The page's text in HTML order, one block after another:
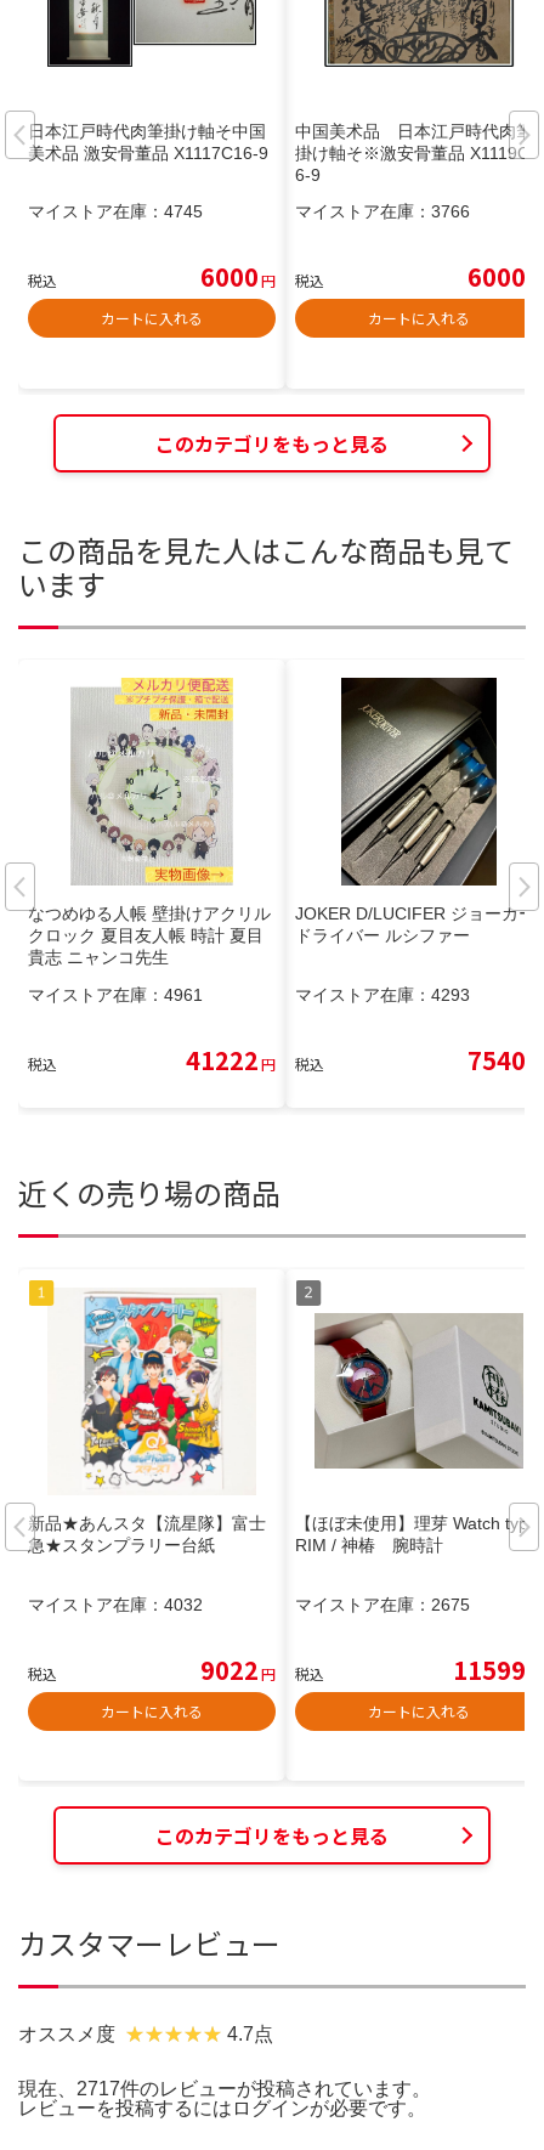
日本江戸時代肉筆掛け軸そ中国
美术品 激安骨董品 X1117C16-9
マイストア在庫： 4745
税込 6000円
カートに入れる
中国美术品 日本江戸時代肉筆
掛け軸そ※激安骨董品 X1119C1
6-9
マイストア在庫： 3766
税込 6000
カートに入れる
このカテゴリをもっと見る
この商品を見た人はこんな商品も見て
います
なつめゆる人帳 壁掛けアクリル
クロック 夏目友人帳 時計 夏目
貴志 ニャンコ先生
マイストア在庫： 4961
税込 41222円
JOKER D/LUCIFER ジョーカー
ドライバー ルシファー
マイストア在庫： 4293
税込 7540
近くの売り場の商品
新品★あんスタ【流星隊】富士
急★スタンプラリー台紙
マイストア在庫： 4032
税込 9022円
カートに入れる
【ほぼ未使用】理芽 Watch type:
RIM / 神椿 腕時計
マイストア在庫： 2675
税込 11599
カートに入れる
このカテゴリをもっと見る
カスタマーレビュー
オススメ度 4.7点
現在、2717件のレビューが投稿されています。
レビューを投稿するには ログインが必要です。